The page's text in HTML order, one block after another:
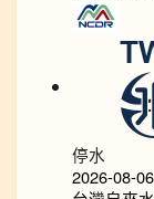
停水
2026-08-